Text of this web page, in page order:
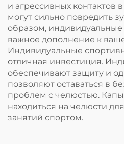
и агрессивных контактов
могут сильно повредить
образом,
важное дополнение к
Индивидуальные
отличная инвестиция.
обеспечивают защиту и
позволяют оставаться в
проблем с челюстью.
находиться на челюсти
занятий спортом.